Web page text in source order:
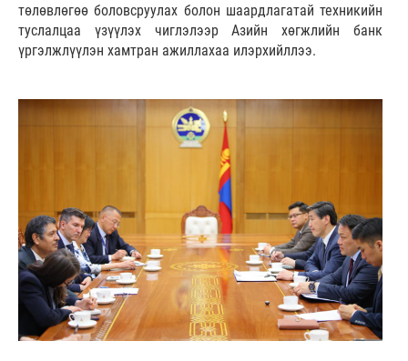
төлөвлөгөө боловсруулах болон шаардлагатай техникийн
туслалцаа үзүүлэх чиглэлээр Азийн хөгжлийн банк
үргэлжлүүлэн хамтран ажиллахаа илэрхийллээ.